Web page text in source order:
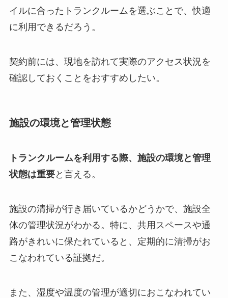
イルに合ったトランクルームを選ぶことで、快適
に利用できるだろう。
契約前には、現地を訪れて実際のアクセス状況を
確認しておくことをおすすめしたい。
施設の環境と管理状態
トランクルームを利用する際、施設の環境と管理
状態は重要と言える。
施設の清掃が行き届いているかどうかで、施設全
体の管理状況がわかる。特に、共用スペースや通
路がきれいに保たれていると、定期的に清掃がお
こなわれている証拠だ。
また、湿度や温度の管理が適切におこなわれてい